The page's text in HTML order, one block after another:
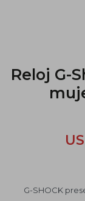
Reloj G-
G-SHOCK